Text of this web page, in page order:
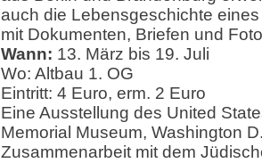
auch die Lebensgeschichte
mit Dokumenten, Briefen und
Wann: 13. März bis 19. Juli
Wo: Altbau 1. OG
Eintritt: 4 Euro, erm. 2 Euro
Eine Ausstellung des United
Memorial Museum, Washington
Zusammenarbeit mit dem